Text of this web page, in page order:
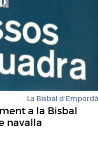
La Bisbal d'Empordà
a la Bisbal
navalla